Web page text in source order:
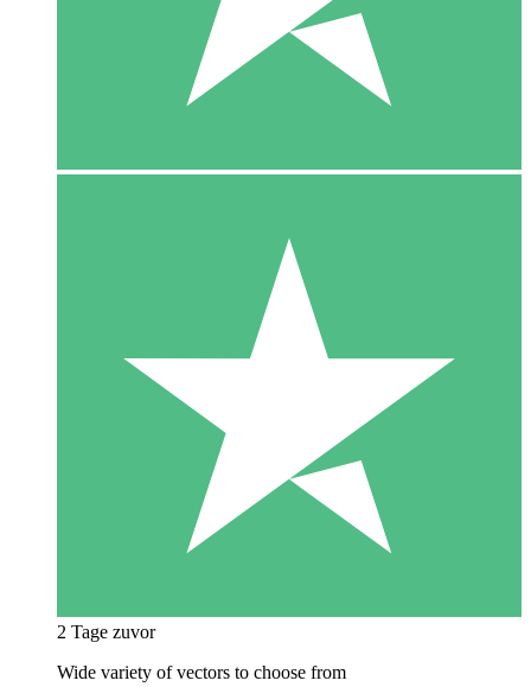
2 Tage zuvor
Wide variety of vectors to choose from